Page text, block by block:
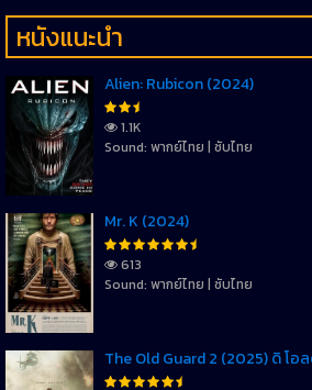
หนังแนะนำ
Alien: Rubicon (2024)
1.1K
Sound: พากย์ไทย | ซับไทย
Mr. K (2024)
613
Sound: พากย์ไทย | ซับไทย
The Old Guard 2 (2025) ดิ โอ